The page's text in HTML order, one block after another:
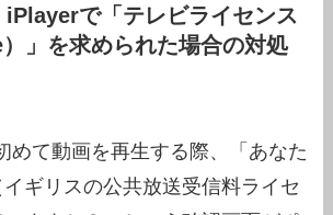
iPlayerで「テレビライセンス
）」を求められた場合の対処
めて動画を再生する際、「あなた
ギリスの公共放送受信料ライセ